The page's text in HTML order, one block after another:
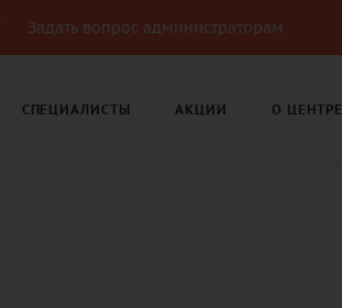
Задать вопрос администраторам
СПЕЦИАЛИСТЫ АКЦИИ О ЦЕНТРЕ